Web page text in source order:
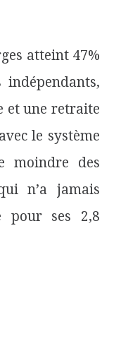
atteint 47%
et une retraite
le système
moindre des
n’a jamais
pour ses 2,8